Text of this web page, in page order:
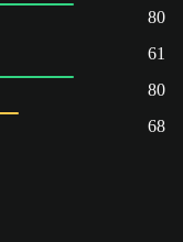
80
61
80
68